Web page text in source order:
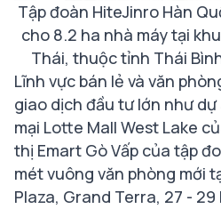
Tập đoàn HiteJinro Hàn
cho 8.2 ha nhà máy tại
Thái, thuộc tỉnh Thái
Lĩnh vực bán lẻ và văn
giao dịch đầu tư lớn như
mại Lotte Mall West Lake
thị Emart Gò Vấp của tập
mét vuông văn phòng mới
Plaza, Grand Terra, 27 - 29